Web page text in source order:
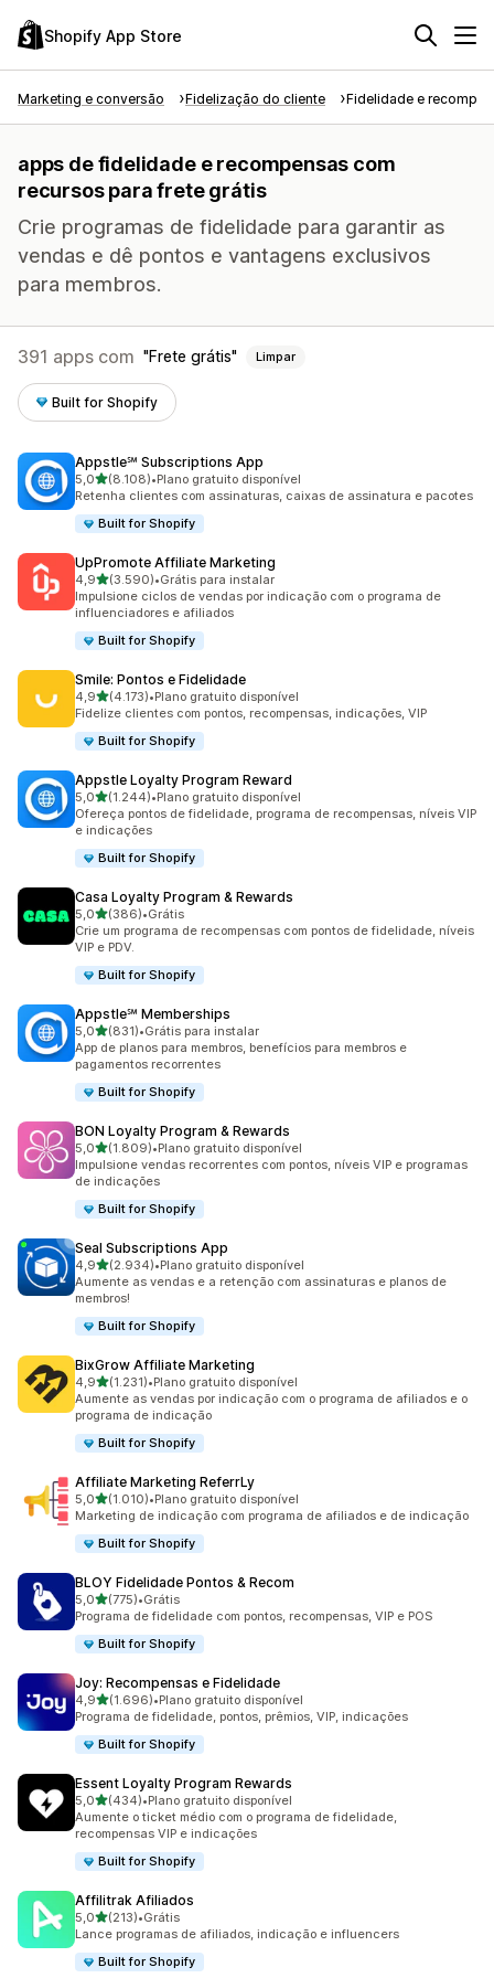
Shopify App Store
Marketing e conversão Fidelização do cliente Fidelidade e
apps de fidelidade e recompensas com
recursos para frete grátis
Crie programas de fidelidade para garantir as
vendas e dê pontos e vantagens exclusivos
para membros.
391 apps com Frete grátis Limpar
Built for Shopify
Appstle℠ Subscriptions App
5,0de 5 estrelas
(8.108)
8108 avaliações ao todo
•Plano gratuito disponível
Retenha clientes com assinaturas, caixas de assinatura e pacotes
Built for Shopify
UpPromote Affiliate Marketing
4,9de 5 estrelas
(3.590)
3590 avaliações ao todo
•Grátis para instalar
Impulsione ciclos de vendas por indicação com o programa de
influenciadores e afiliados
Built for Shopify
Smile: Pontos e Fidelidade
4,9de 5 estrelas
(4.173)
4173 avaliações ao todo
•Plano gratuito disponível
Fidelize clientes com pontos, recompensas, indicações, VIP
Built for Shopify
Appstle Loyalty Program Reward
5,0de 5 estrelas
(1.244)
1244 avaliações ao todo
•Plano gratuito disponível
Ofereça pontos de fidelidade, programa de recompensas, níveis VIP
e indicações
Built for Shopify
Casa Loyalty Program & Rewards
5,0de 5 estrelas
(386)
386 avaliações ao todo
•Grátis
Crie um programa de recompensas com pontos de fidelidade, níveis
VIP e PDV.
Built for Shopify
Appstle℠ Memberships
5,0de 5 estrelas
(831)
831 avaliações ao todo
•Grátis para instalar
App de planos para membros, benefícios para membros e
pagamentos recorrentes
Built for Shopify
BON Loyalty Program & Rewards
5,0de 5 estrelas
(1.809)
1809 avaliações ao todo
•Plano gratuito disponível
Impulsione vendas recorrentes com pontos, níveis VIP e programas
de indicações
Built for Shopify
Seal Subscriptions App
4,9de 5 estrelas
(2.934)
2934 avaliações ao todo
•Plano gratuito disponível
Aumente as vendas e a retenção com assinaturas e planos de
membros!
Built for Shopify
BixGrow Affiliate Marketing
4,9de 5 estrelas
(1.231)
1231 avaliações ao todo
•Plano gratuito disponível
Aumente as vendas por indicação com o programa de afiliados e o
programa de indicação
Built for Shopify
Affiliate Marketing ReferrLy
5,0de 5 estrelas
(1.010)
1010 avaliações ao todo
•Plano gratuito disponível
Marketing de indicação com programa de afiliados e de indicação
Built for Shopify
BLOY Fidelidade Pontos & Recom
5,0de 5 estrelas
(775)
775 avaliações ao todo
•Grátis
Programa de fidelidade com pontos, recompensas, VIP e POS
Built for Shopify
Joy: Recompensas e Fidelidade
4,9de 5 estrelas
(1.696)
1696 avaliações ao todo
•Plano gratuito disponível
Programa de fidelidade, pontos, prêmios, VIP, indicações
Built for Shopify
Essent Loyalty Program Rewards
5,0de 5 estrelas
(434)
434 avaliações ao todo
•Plano gratuito disponível
Aumente o ticket médio com o programa de fidelidade,
recompensas VIP e indicações
Built for Shopify
Affilitrak Afiliados
5,0de 5 estrelas
(213)
213 avaliações ao todo
•Grátis
Lance programas de afiliados, indicação e influencers
Built for Shopify